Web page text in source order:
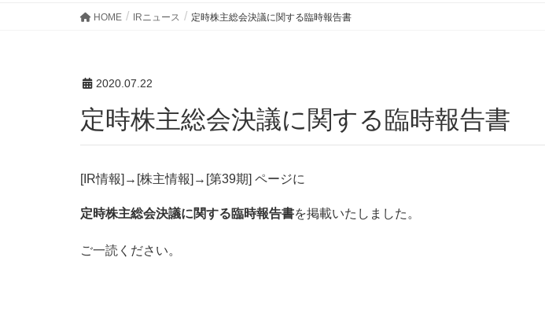
HOME IRニュース 定時株主総会決議に関する臨時報告書
2020.07.22
定時株主総会決議に関する臨時報告書
[IR情報]→[株主情報]→[第39期] ページに
定時株主総会決議に関する臨時報告書を掲載いたしました。
ご一読ください。